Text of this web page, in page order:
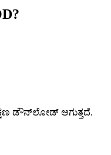
ಡೌನ್‌ಲೋಡ್ ಆಗುತ್ತದೆ.